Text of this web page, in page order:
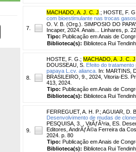
7.
MACHADO, A. J. C. J ; HOSTE, F.
com bioestimulante nas trocas
O. V. B. (Org.). SIMPOSIO DO
Incaper, 2024. Anais... Linhares, p.
Tipo: Publicação em Anais de
Biblioteca(s): Biblioteca Rui
8.
HOSTE, F. G. ; MACHADO, A. J. C. J
DOUSSEAU, S. Efeito do
papaya L.cv. alianca. In: MARTINS,
BRASILEIRO, 9., 2024, Vitoria-ES.
413, 2024.
Tipo: Publicação em Anais de
Biblioteca(s): Biblioteca Rui
9.
FERREGUET, A. H. P. ; AGUIAR, D.
Desenvolvimento de mudas de
PESQUISA, 3. , VitÃƒÂ³ria, ES.
Editores, AndrÃƒÂ©a Ferreira da
2024. p. 80
Tipo: Publicação em Anais de
Biblioteca(s): Biblioteca Rui